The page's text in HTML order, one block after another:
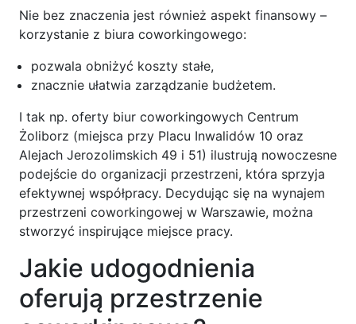
Nie bez znaczenia jest również aspekt finansowy –
korzystanie z biura coworkingowego:
pozwala obniżyć koszty stałe,
znacznie ułatwia zarządzanie budżetem.
I tak np. oferty biur coworkingowych Centrum
Żoliborz (miejsca przy Placu Inwalidów 10 oraz
Alejach Jerozolimskich 49 i 51) ilustrują nowoczesne
podejście do organizacji przestrzeni, która sprzyja
efektywnej współpracy. Decydując się na wynajem
przestrzeni coworkingowej w Warszawie, można
stworzyć inspirujące miejsce pracy.
Jakie udogodnienia
oferują przestrzenie